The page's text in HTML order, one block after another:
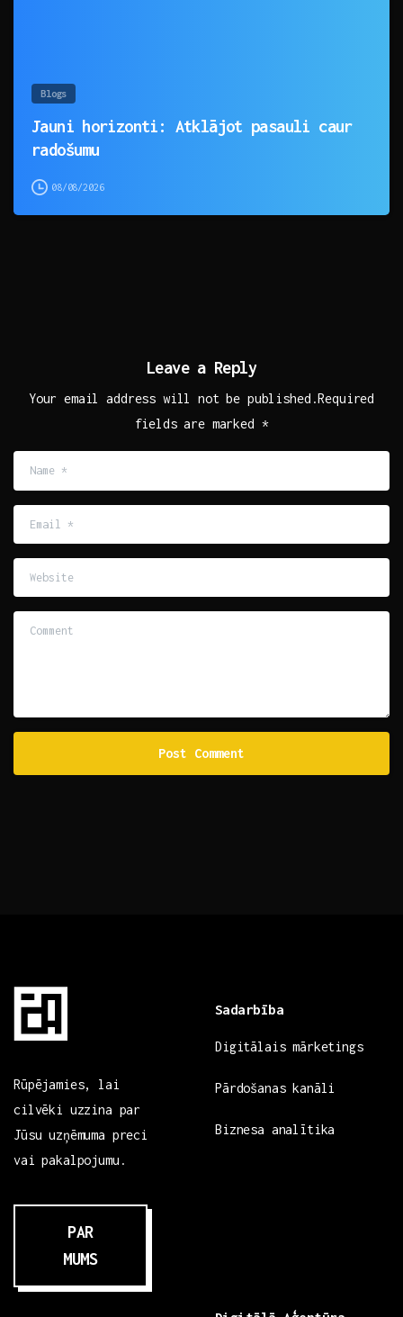
Blogs
Jauni horizonti: Atklājot pasauli caur
radošumu
08/08/2026
Leave a Reply
Your email address will not be published.Required
fields are marked *
*
Website
Rūpējamies, lai
cilvēki uzzina par
Jūsu uzņēmuma preci
vai pakalpojumu.
PAR
MUMS
Sadarbība
Digitālais mārketings
Pārdošanas kanāli
Biznesa analītika